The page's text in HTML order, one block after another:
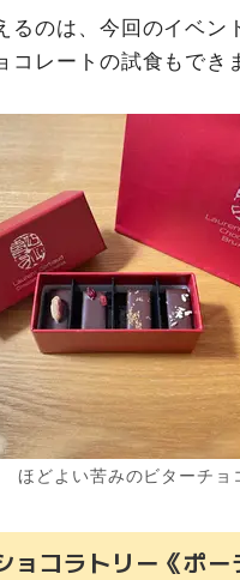
るのは、今回のイベン
コレートの試食もでき
ほどよい苦みのビターチョ
ョコラトリー《ポー